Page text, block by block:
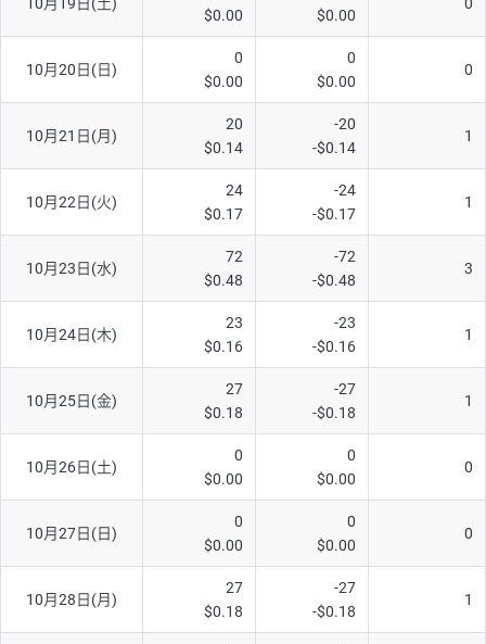
$0.00
$0.00
10月20日(日)
0
$0.00
0
$0.00
0
10月21日(月)
20
$0.14
-20
-$0.14
1
10月22日(火)
24
$0.17
-24
-$0.17
1
10月23日(水)
72
$0.48
-72
-$0.48
3
10月24日(木)
23
$0.16
-23
-$0.16
1
10月25日(金)
27
$0.18
-27
-$0.18
1
10月26日(土)
0
$0.00
0
$0.00
0
10月27日(日)
0
$0.00
0
$0.00
0
10月28日(月)
27
$0.18
-27
-$0.18
1